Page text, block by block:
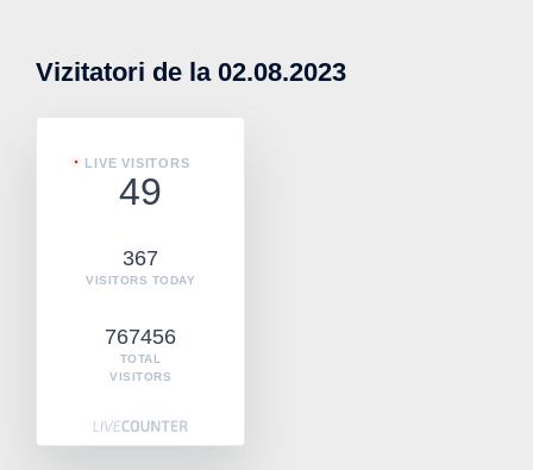
Vizitatori de la 02.08.2023
LIVE VISITORS
49
367
VISITORS TODAY
767456
TOTAL
VISITORS